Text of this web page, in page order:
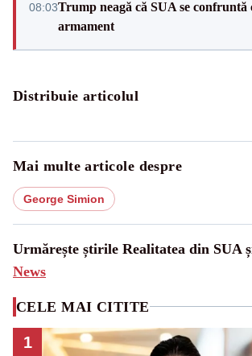
08:03Trump neagă că SUA se confruntă
armament
Distribuie articolul
Mai multe articole despre
George Simion
Urmărește știrile Realitatea din SUA
News
CELE MAI CITITE
1